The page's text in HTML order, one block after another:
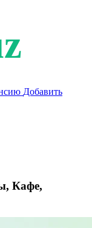
Добавить
Кафе,